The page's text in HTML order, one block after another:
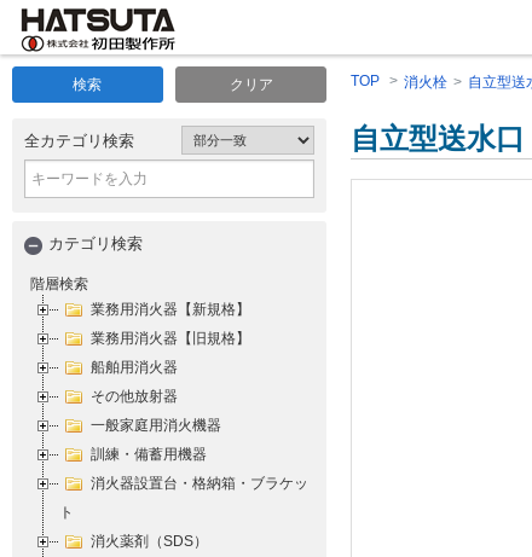
クリア
検索
全カテゴリ検索
カテゴリ検索
階層検索
業務用消火器【新規格】
業務用消火器【旧規格】
船舶用消火器
その他放射器
一般家庭用消火機器
訓練・備蓄用機器
消火器設置台・格納箱・ブラケッ
ト
消火薬剤（SDS）
TOP 消火栓 自立型送
自立型送水